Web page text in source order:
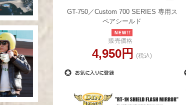
GT-750／Custom 700 SERIES 専用ス
ペアシールド
販売価格
4,950円 (税込)